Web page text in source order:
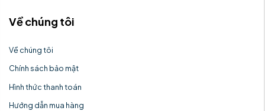
Về chúng tôi
Về chúng tôi
Chính sách bảo mật
Hình thức thanh toán
Hướng dẫn mua hàng